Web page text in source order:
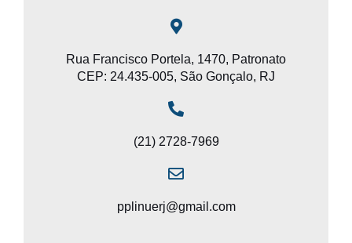
Rua Francisco Portela, 1470, Patronato
CEP: 24.435-005, São Gonçalo, RJ
(21) 2728-7969
pplinuerj@gmail.com